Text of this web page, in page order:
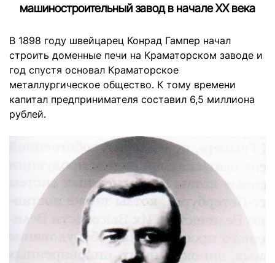
машиностроительный завод в начале ХХ века
В 1898 году швейцарец Конрад Гампер начал
строить доменные печи на Краматорском заводе и
год спустя основал Краматорское
металлургическое общество. К тому времени
капитал предпринимателя составил 6,5 миллиона
рублей.